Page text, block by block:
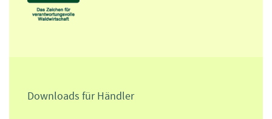
Downloads für Händler